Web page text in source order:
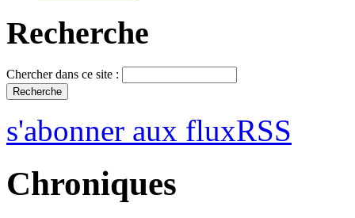
Recherche
Chercher dans ce site :
s'abonner aux fluxRSS
Chroniques